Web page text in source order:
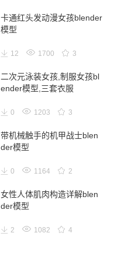
卡通红头发动漫女孩blender
模型
12 1700 3
二次元泳装女孩,制服女孩bl
ender模型,三套衣服
0 1203 3
带机械触手的机甲战士blen
der模型
0 1164 2
女性人体肌肉构造详解blen
der模型
2 1082 4